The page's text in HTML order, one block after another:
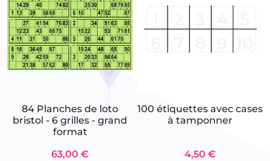
84 Planches de loto
bristol - 6 grilles - grand
format
63,00 €
100 étiquettes avec cases
à tamponner
4,50 €